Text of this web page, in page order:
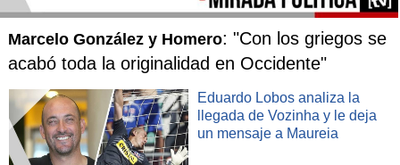
Marcelo González y Homero: "Con los griegos se
acabó toda la originalidad en Occidente"
Eduardo Lobos analiza la
llegada de Vozinha y le deja
un mensaje a Maureia